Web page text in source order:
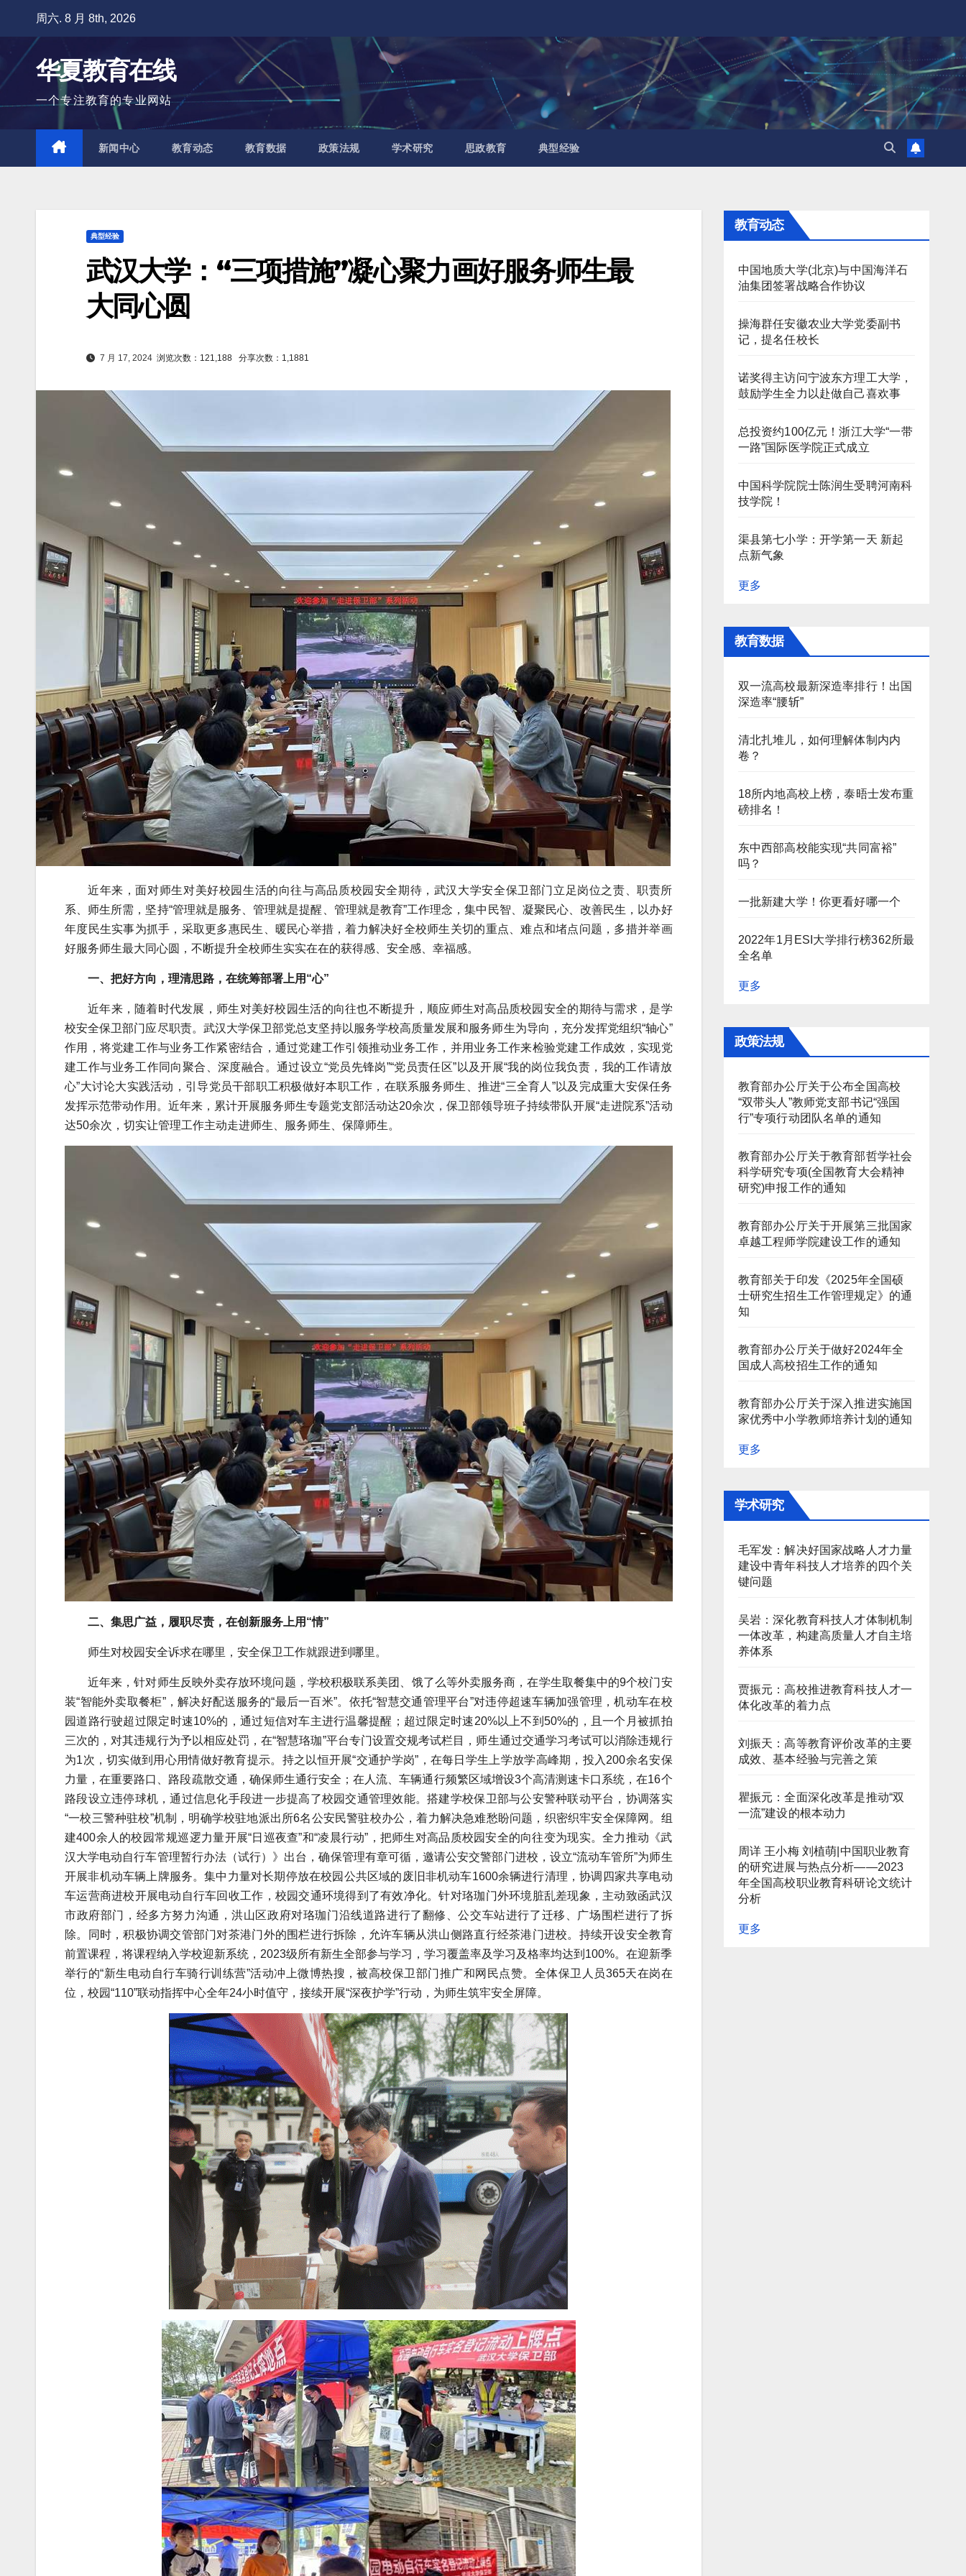
容
周六. 8 月 8th, 2026
华夏教育在线
一个专注教育的专业网站
新闻中心 教育动态 教育数据 政策法规 学术研究 思政教育 典型经验
典型经验
武汉大学：“三项措施”凝心聚力画好服务师生最
大同心圆
7 月 17, 2024 浏览次数：121,188 分享次数：1,1881
近年来，面对师生对美好校园生活的向往与高品质校园安全期待，武汉大学安全保卫部门立足岗位之责、职责所
系、师生所需，坚持“管理就是服务、管理就是提醒、管理就是教育”工作理念，集中民智、凝聚民心、改善民生，以办好
年度民生实事为抓手，采取更多惠民生、暖民心举措，着力解决好全校师生关切的重点、难点和堵点问题，多措并举画
好服务师生最大同心圆，不断提升全校师生实实在在的获得感、安全感、幸福感。
一、把好方向，理清思路，在统筹部署上用“心”
近年来，随着时代发展，师生对美好校园生活的向往也不断提升，顺应师生对高品质校园安全的期待与需求，是学
校安全保卫部门应尽职责。武汉大学保卫部党总支坚持以服务学校高质量发展和服务师生为导向，充分发挥党组织“轴心”
作用，将党建工作与业务工作紧密结合，通过党建工作引领推动业务工作，并用业务工作来检验党建工作成效，实现党
建工作与业务工作同向聚合、深度融合。通过设立“党员先锋岗”“党员责任区”以及开展“我的岗位我负责，我的工作请放
心”大讨论大实践活动，引导党员干部职工积极做好本职工作，在联系服务师生、推进“三全育人”以及完成重大安保任务
发挥示范带动作用。近年来，累计开展服务师生专题党支部活动达20余次，保卫部领导班子持续带队开展“走进院系”活动
达50余次，切实让管理工作主动走进师生、服务师生、保障师生。
二、集思广益，履职尽责，在创新服务上用“情”
师生对校园安全诉求在哪里，安全保卫工作就跟进到哪里。
近年来，针对师生反映外卖存放环境问题，学校积极联系美团、饿了么等外卖服务商，在学生取餐集中的9个校门安
装“智能外卖取餐柜”，解决好配送服务的“最后一百米”。 依托“智慧交通管理平台”对违停超速车辆加强管理，机动车在校
园道路行驶超过限定时速10%的，通过短信对车主进行温馨提醒；超过限定时速20%以上不到50%的，且一个月被抓拍
三次的，对其违规行为予以相应处罚，在“智慧珞珈”平台专门设置交规考试栏目，师生通过交通学习考试可以消除违规行
为1次，切实做到用心用情做好教育提示。 持之以恒开展“交通护学岗”，在每日学生上学放学高峰期，投入200余名安保
力量，在重要路口、路段疏散交通，确保师生通行安全；在人流、车辆通行频繁区域增设3个高清测速卡口系统，在16个
路段设立违停球机，通过信息化手段进一步提高了校园交通管理效能。搭建学校保卫部与公安警种联动平台，协调落实
“一校三警种驻校”机制，明确学校驻地派出所6名公安民警驻校办公，着力解决急难愁盼问题，织密织牢安全保障网 。组
建400余人的校园常规巡逻力量开展“日巡夜查”和“凌晨行动”，把师生对高品质校园安全的向往变为现实。全力推动《武
汉大学电动自行车管理暂行办法（试行）》出台，确保管理有章可循，邀请公安交警部门进校，设立“流动车管所”为师生
开展非机动车辆上牌服务。集中力量对长期停放在校园公共区域的废旧非机动车1600余辆进行清理，协调四家共享电动
车运营商进校开展电动自行车回收工作，校园交通环境得到了有效净化。针对珞珈门外环境脏乱差现象，主动致函武汉
市政府部门，经多方努力沟通，洪山区政府对珞珈门沿线道路进行了翻修、公交车站进行了迁移、广场围栏进行了拆
除。同时，积极协调交管部门对茶港门外的围栏进行拆除，允许车辆从洪山侧路直行经茶港门进校。持续开设安全教育
前置课程，将课程纳入学校迎新系统，2023级所有新生全部参与学习，学习覆盖率及学习及格率均达到100%。在迎新季
举行的“新生电动自行车骑行训练营”活动冲上微博热搜，被高校保卫部门推广和网民点赞。全体保卫人员365天在岗在
位，校园“110”联动指挥中心全年24小时值守，接续开展“深夜护学”行动，为师生筑牢安全屏障。
教育动态
中国地质大学(北京)与中国海洋石
油集团签署战略合作协议
操海群任安徽农业大学党委副书
记，提名任校长
诺奖得主访问宁波东方理工大学，
鼓励学生全力以赴做自己喜欢事
总投资约100亿元！浙江大学“一带
一路”国际医学院正式成立
中国科学院院士陈润生受聘河南科
技学院！
渠县第七小学：开学第一天 新起
点新气象
更多
教育数据
双一流高校最新深造率排行！出国
深造率“腰斩”
清北扎堆儿，如何理解体制内内
卷？
18所内地高校上榜，泰晤士发布重
磅排名！
东中西部高校能实现“共同富裕”
吗？
一批新建大学！你更看好哪一个
2022年1月ESI大学排行榜362所最
全名单
更多
政策法规
教育部办公厅关于公布全国高校
“双带头人”教师党支部书记“强国
行”专项行动团队名单的通知
教育部办公厅关于教育部哲学社会
科学研究专项(全国教育大会精神
研究)申报工作的通知
教育部办公厅关于开展第三批国家
卓越工程师学院建设工作的通知
教育部关于印发《2025年全国硕
士研究生招生工作管理规定》的通
知
教育部办公厅关于做好2024年全
国成人高校招生工作的通知
教育部办公厅关于深入推进实施国
家优秀中小学教师培养计划的通知
更多
学术研究
毛军发：解决好国家战略人才力量
建设中青年科技人才培养的四个关
键问题
吴岩：深化教育科技人才体制机制
一体改革，构建高质量人才自主培
养体系
贾振元：高校推进教育科技人才一
体化改革的着力点
刘振天：高等教育评价改革的主要
成效、基本经验与完善之策
瞿振元：全面深化改革是推动“双
一流”建设的根本动力
周详 王小梅 刘植萌|中国职业教育
的研究进展与热点分析——2023
年全国高校职业教育科研论文统计
分析
更多